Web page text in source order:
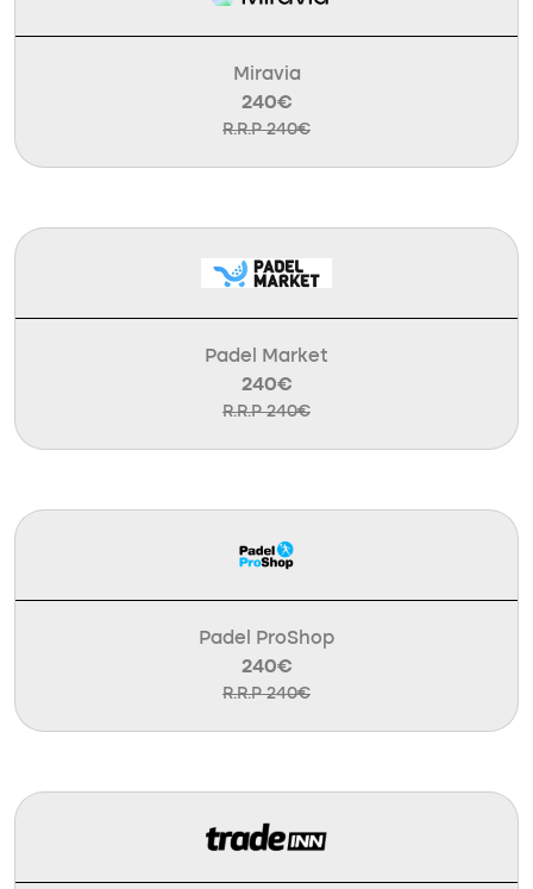
Miravia
240€
R.R.P 240€
Padel Market
240€
R.R.P 240€
Padel ProShop
240€
R.R.P 240€